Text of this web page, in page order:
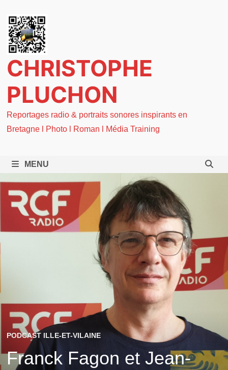
contenu
CHRISTOPHE
PLUCHON
Reportages radio & portraits sonores inspirants en
Bretagne l Photo l Roman l Média Training
MENU
PODCAST ILLE-ET-VILAINE
Franck Fagon et Jean-